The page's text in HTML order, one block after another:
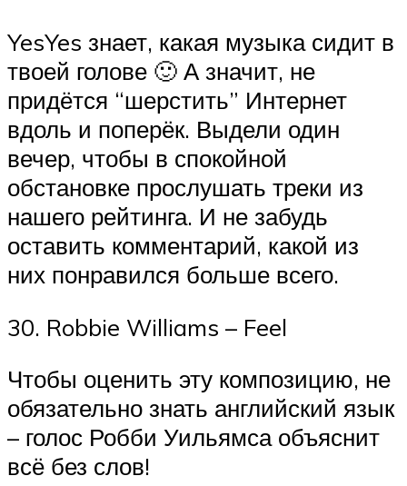
YesYes знает, какая музыка сидит в
твоей голове 🙂 А значит, не
придётся “шерстить” Интернет
вдоль и поперёк. Выдели один
вечер, чтобы в спокойной
обстановке прослушать треки из
нашего рейтинга. И не забудь
оставить комментарий, какой из
них понравился больше всего.
30. Robbie Williams – Feel
Чтобы оценить эту композицию, не
обязательно знать английский язык
– голос Робби Уильямса объяснит
всё без слов!